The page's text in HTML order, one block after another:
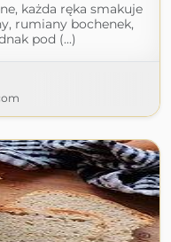
każda ręka smakuje
rumiany bochenek,
pod (...)